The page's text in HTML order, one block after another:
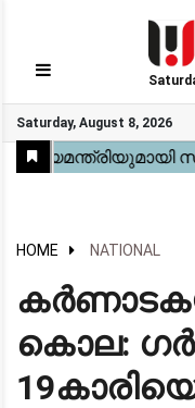
Saturday, August 8, 2026
GO
Home
Kerala
National
Gulf
World
Sports
Movies
Health
Automobile
Travel
Education
Novel
Business
Technology
Webstory
HOME NATIONAL
കൊല: